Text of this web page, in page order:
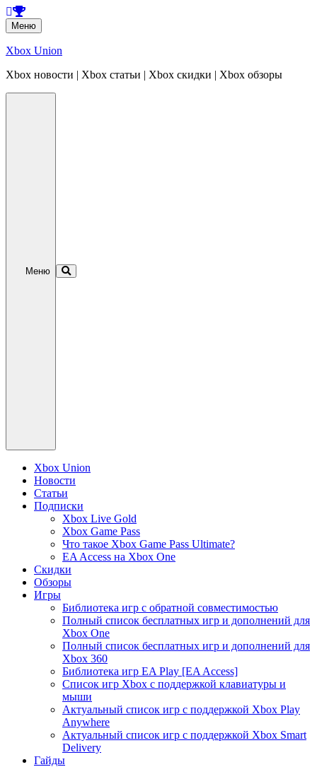
Меню Перейти
к
содержанию
Xbox Union
Xbox новости | Xbox статьи | Xbox скидки | Xbox обзоры
Меню
Xbox Union
Новости
Статьи
Подписки
Xbox Live Gold
Xbox Game Pass
Что такое Xbox Game Pass Ultimate?
EA Access на Xbox One
Скидки
Обзоры
Игры
Библиотека игр с обратной совместимостью
Полный список бесплатных игр и дополнений для
Xbox One
Полный список бесплатных игр и дополнений для
Xbox 360
Библиотека игр EA Play [EA Access]
Список игр Xbox c поддержкой клавиатуры и
мыши
Актуальный список игр с поддержкой Xbox Play
Anywhere
Актуальный список игр с поддержкой Xbox Smart
Delivery
Гайды